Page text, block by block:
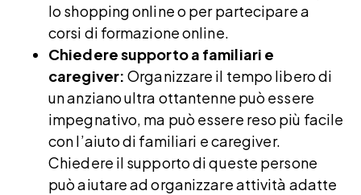
lo shopping online o per partecipare a
corsi di formazione online.
Chiedere supporto a familiari e
caregiver:Organizzare il tempo libero di
un anziano ultra ottantenne può essere
impegnativo, ma può essere reso più facile
con l’aiuto di familiari e caregiver.
Chiedere il supporto di queste persone
può aiutare ad organizzare attività adatte